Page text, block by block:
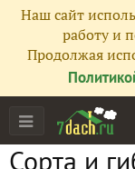
Наш сайт
работу и
Продолжая
Сорта и